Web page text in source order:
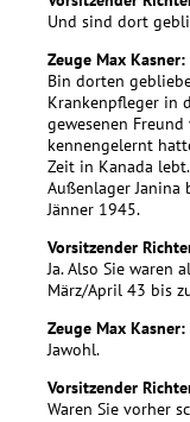
Und sind dort
Zeuge Max Kasner:
Bin dorten
Krankenpfleger in
gewesenen
kennengelernt
Zeit in Kanada
Außenlager Janina
Jänner 1945.
Vorsitzender
Ja. Also Sie waren
März/April 43 bis
Zeuge Max Kasner:
Jawohl.
Vorsitzender
Waren Sie vorher